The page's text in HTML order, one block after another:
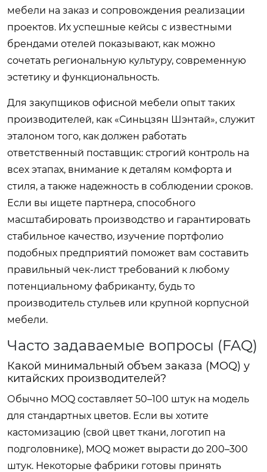
мебели на заказ и сопровождения реализации
проектов. Их успешные кейсы с известными
брендами отелей показывают, как можно
сочетать региональную культуру, современную
эстетику и функциональность.
Для закупщиков офисной мебели опыт таких
производителей, как «Синьцзян Шэнтай», служит
эталоном того, как должен работать
ответственный поставщик: строгий контроль на
всех этапах, внимание к деталям комфорта и
стиля, а также надежность в соблюдении сроков.
Если вы ищете партнера, способного
масштабировать производство и гарантировать
стабильное качество, изучение портфолио
подобных предприятий поможет вам составить
правильный чек-лист требований к любому
потенциальному фабриканту, будь то
производитель стульев или крупной корпусной
мебели.
Часто задаваемые вопросы (FAQ)
Какой минимальный объем заказа (MOQ) у
китайских производителей?
Обычно MOQ составляет 50–100 штук на модель
для стандартных цветов. Если вы хотите
кастомизацию (свой цвет ткани, логотип на
подголовнике), MOQ может вырасти до 200–300
штук. Некоторые фабрики готовы принять